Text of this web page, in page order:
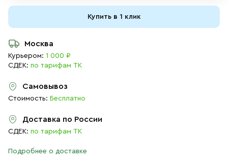
Купить в 1 клик
Москва
Курьером: 1 000 ₽
СДЕК: по тарифам ТК
Самовывоз
Стоимость: Бесплатно
Доставка по России
СДЕК: по тарифам ТК
Подробнее о доставке